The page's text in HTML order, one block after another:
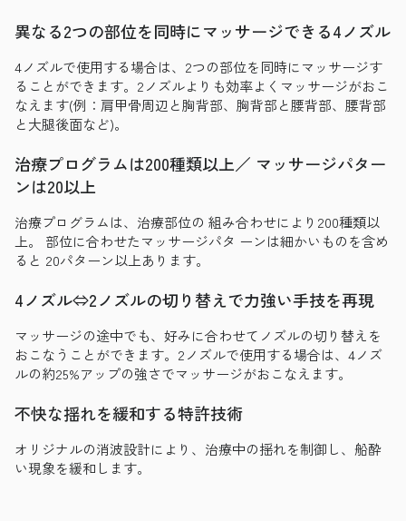
異なる2つの部位を同時にマッサージできる4ノズル
4ノズルで使用する場合は、2つの部位を同時にマッサージす
ることができます。2ノズルよりも効率よくマッサージがおこ
なえます(例：肩甲骨周辺と胸背部、胸背部と腰背部、腰背部
と大腿後面など)。
治療プログラムは200種類以上／ マッサージパター
ンは20以上
治療プログラムは、治療部位の 組み合わせにより200種類以
上。 部位に合わせたマッサージパタ ーンは細かいものを含め
ると 20パターン以上あります。
4ノズル⇔2ノズルの切り替えで力強い手技を再現
マッサージの途中でも、好みに合わせてノズルの切り替えを
おこなうことができます。2ノズルで使用する場合は、4ノズ
ルの約25%アップの強さでマッサージがおこなえます。
不快な揺れを緩和する特許技術
オリジナルの消波設計により、治療中の揺れを制御し、船酔
い現象を緩和します。